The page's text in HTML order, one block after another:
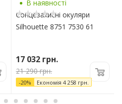
В наявності
Сонцезахисні окуляри
Silhouette 8751 7530 61
17 032 грн.
21 290грн.
-20% Економія 4 258 грн.